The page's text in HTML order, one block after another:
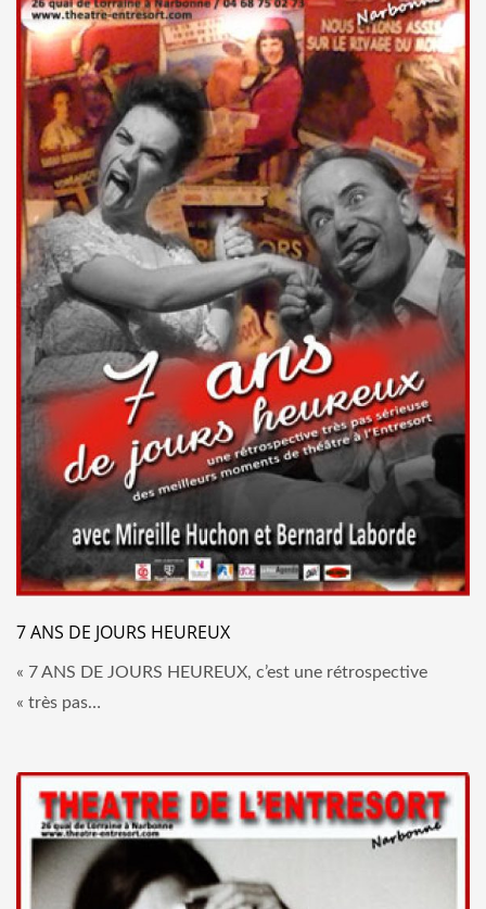
7 ANS DE JOURS HEUREUX
« 7 ANS DE JOURS HEUREUX, c’est une rétrospective
« très pas…